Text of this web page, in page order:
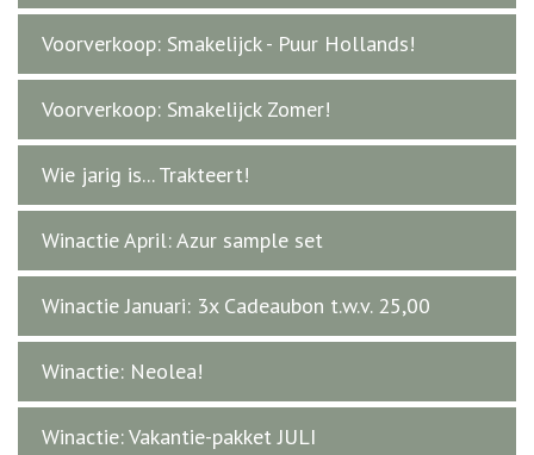
Voorverkoop: Smakelijck - Puur Hollands!
Voorverkoop: Smakelijck Zomer!
Wie jarig is... Trakteert!
Winactie April: Azur sample set
Winactie Januari: 3x Cadeaubon t.w.v. 25,00
Winactie: Neolea!
Winactie: Vakantie-pakket JULI